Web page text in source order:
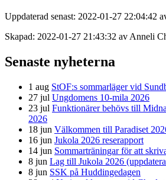
Uppdaterad senast: 2022-01-27 22:04:42
Skapad: 2022-01-27 21:43:32 av Anneli
Senaste nyheterna
1 aug StOF:s sommarläger vid
27 jul Ungdomens 10-mila 2026
23 jul Funktionärer behövs till
2026
18 jun Välkommen till Paradiset
16 jun Jukola 2026 reserapport
14 jun Sommarträningar för att
8 jun Lag till Jukola 2026
8 jun SSK på Huddingedagen